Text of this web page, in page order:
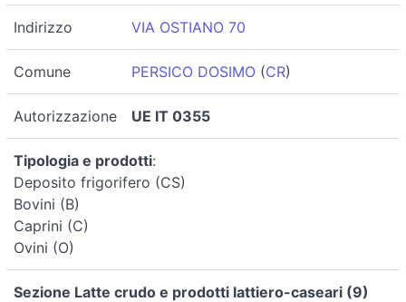
Indirizzo VIA OSTIANO 70
Comune PERSICO DOSIMO (CR)
Autorizzazione UE IT 0355
Tipologia e prodotti:
Deposito frigorifero (CS)
Bovini (B)
Caprini (C)
Ovini (O)
Sezione Latte crudo e prodotti lattiero-caseari (9)